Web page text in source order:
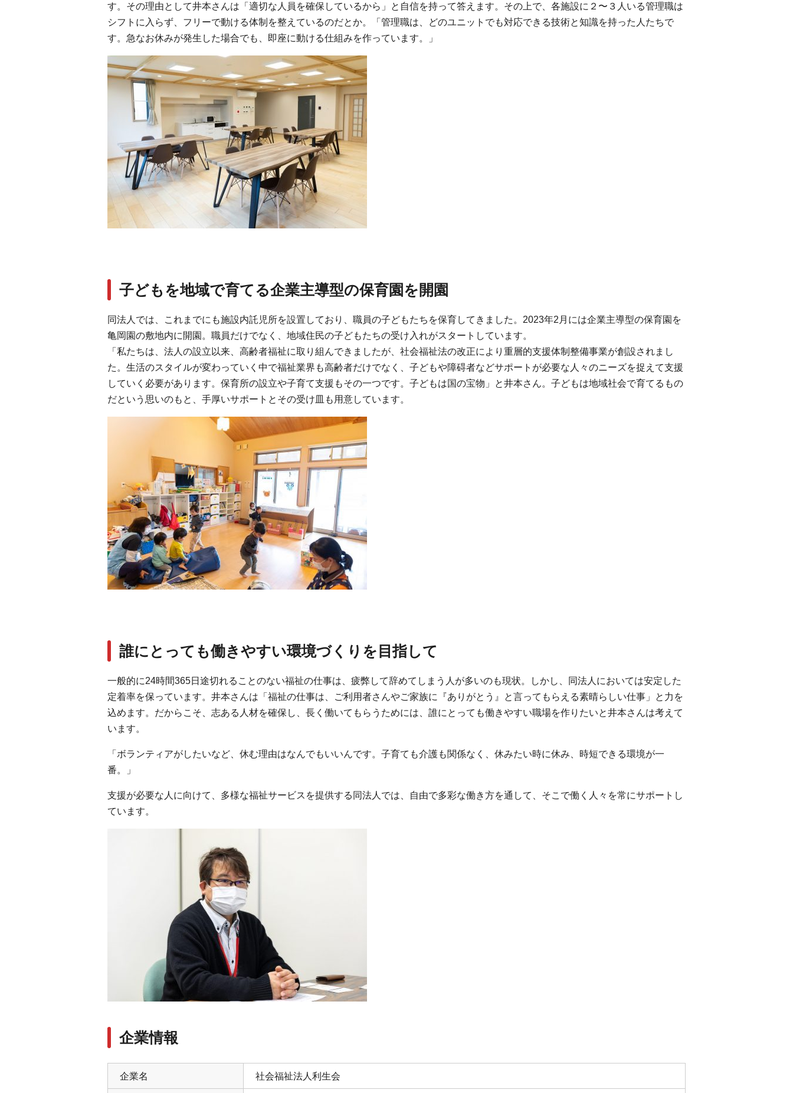
す。その理由として井本さんは「適切な人員を確保しているから」と自信を持って答えます。その上で、各施設に２〜３人いる管理職は
シフトに入らず、フリーで動ける体制を整えているのだとか。「管理職は、どのユニットでも対応できる技術と知識を持った人たちで
す。急なお休みが発生した場合でも、即座に動ける仕組みを作っています。」
子どもを地域で育てる企業主導型の保育園を開園
同法人では、これまでにも施設内託児所を設置しており、職員の子どもたちを保育してきました。2023年2月には企業主導型の保育園を
亀岡園の敷地内に開園。職員だけでなく、地域住民の子どもたちの受け入れがスタートしています。
「私たちは、法人の設立以来、高齢者福祉に取り組んできましたが、社会福祉法の改正により重層的支援体制整備事業が創設されまし
た。生活のスタイルが変わっていく中で福祉業界も高齢者だけでなく、子どもや障碍者などサポートが必要な人々のニーズを捉えて支援
していく必要があります。保育所の設立や子育て支援もその一つです。子どもは国の宝物」と井本さん。子どもは地域社会で育てるもの
だという思いのもと、手厚いサポートとその受け皿も用意しています。
誰にとっても働きやすい環境づくりを目指して
一般的に24時間365日途切れることのない福祉の仕事は、疲弊して辞めてしまう人が多いのも現状。しかし、同法人においては安定した
定着率を保っています。井本さんは「福祉の仕事は、ご利用者さんやご家族に『ありがとう』と言ってもらえる素晴らしい仕事」と力を
込めます。だからこそ、志ある人材を確保し、長く働いてもらうためには、誰にとっても働きやすい職場を作りたいと井本さんは考えて
います。
「ボランティアがしたいなど、休む理由はなんでもいいんです。子育ても介護も関係なく、休みたい時に休み、時短できる環境が一
番。」
支援が必要な人に向けて、多様な福祉サービスを提供する同法人では、自由で多彩な働き方を通して、そこで働く人々を常にサポートし
ています。
企業情報
企業名 社会福祉法人利生会